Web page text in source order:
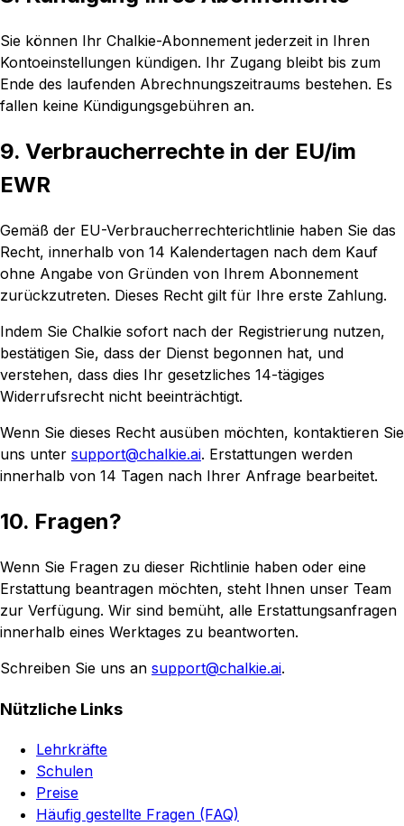
Sie können Ihr Chalkie-Abonnement jederzeit in Ihren
Kontoeinstellungen kündigen. Ihr Zugang bleibt bis zum
Ende des laufenden Abrechnungszeitraums bestehen. Es
fallen keine Kündigungsgebühren an.
9. Verbraucherrechte in der EU/im
EWR
Gemäß der EU-Verbraucherrechterichtlinie haben Sie das
Recht, innerhalb von 14 Kalendertagen nach dem Kauf
ohne Angabe von Gründen von Ihrem Abonnement
zurückzutreten. Dieses Recht gilt für Ihre erste Zahlung.
Indem Sie Chalkie sofort nach der Registrierung nutzen,
bestätigen Sie, dass der Dienst begonnen hat, und
verstehen, dass dies Ihr gesetzliches 14-tägiges
Widerrufsrecht nicht beeinträchtigt.
Wenn Sie dieses Recht ausüben möchten, kontaktieren Sie
uns unter support@chalkie.ai. Erstattungen werden
innerhalb von 14 Tagen nach Ihrer Anfrage bearbeitet.
10. Fragen?
Wenn Sie Fragen zu dieser Richtlinie haben oder eine
Erstattung beantragen möchten, steht Ihnen unser Team
zur Verfügung. Wir sind bemüht, alle Erstattungsanfragen
innerhalb eines Werktages zu beantworten.
Schreiben Sie uns an support@chalkie.ai.
Nützliche Links
Lehrkräfte
Schulen
Preise
Häufig gestellte Fragen (FAQ)